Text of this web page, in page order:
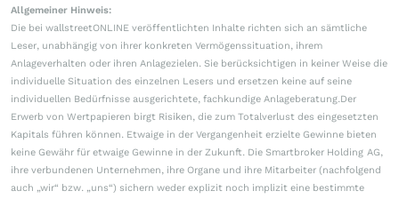
Allgemeiner Hinweis:
Die bei wallstreetONLINE veröffentlichten Inhalte richten sich an sämtliche
Leser, unabhängig von ihrer konkreten Vermögenssituation, ihrem
Anlageverhalten oder ihren Anlagezielen. Sie berücksichtigen in keiner Weise die
individuelle Situation des einzelnen Lesers und ersetzen keine auf seine
individuellen Bedürfnisse ausgerichtete, fachkundige Anlageberatung.Der
Erwerb von Wertpapieren birgt Risiken, die zum Totalverlust des eingesetzten
Kapitals führen können. Etwaige in der Vergangenheit erzielte Gewinne bieten
keine Gewähr für etwaige Gewinne in der Zukunft. Die Smartbroker Holding AG,
ihre verbundenen Unternehmen, ihre Organe und ihre Mitarbeiter (nachfolgend
auch „wir“ bzw. „uns“) sichern weder explizit noch implizit eine bestimmte